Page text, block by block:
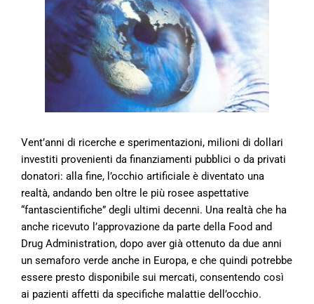
Vent’anni di ricerche e sperimentazioni, milioni di dollari
investiti provenienti da finanziamenti pubblici o da privati
donatori: alla fine, l’occhio artificiale è diventato una
realtà, andando ben oltre le più rosee aspettative
“fantascientifiche” degli ultimi decenni. Una realtà che ha
anche ricevuto l’approvazione da parte della Food and
Drug Administration, dopo aver già ottenuto da due anni
un semaforo verde anche in Europa, e che quindi potrebbe
essere presto disponibile sui mercati, consentendo così
ai pazienti affetti da specifiche malattie dell’occhio.